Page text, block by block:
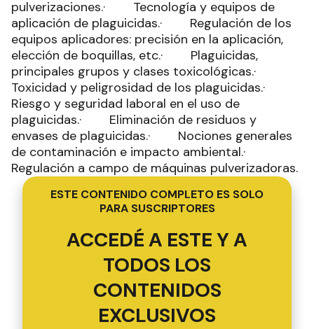
pulverizaciones.· Tecnología y equipos de
aplicación de plaguicidas.· Regulación de los
equipos aplicadores: precisión en la aplicación,
elección de boquillas, etc.· Plaguicidas,
principales grupos y clases toxicológicas.·
Toxicidad y peligrosidad de los plaguicidas.·
Riesgo y seguridad laboral en el uso de
plaguicidas.· Eliminación de residuos y
envases de plaguicidas.· Nociones generales
de contaminación e impacto ambiental.·
Regulación a campo de máquinas pulverizadoras.
ESTE CONTENIDO COMPLETO ES SOLO
PARA SUSCRIPTORES
ACCEDÉ A ESTE Y A
TODOS LOS
CONTENIDOS
EXCLUSIVOS